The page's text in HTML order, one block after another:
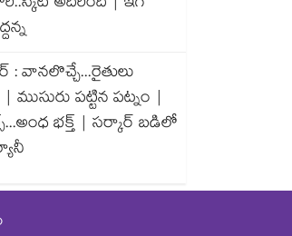
: వానలొచ్చే...రైతులు
ముసురు పట్టిన పట్నం |
భక్త్ | సర్కార్ బడిలో